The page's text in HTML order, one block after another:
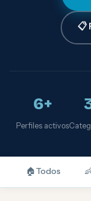
📋
6+
Perfiles activos
🏠 Todos